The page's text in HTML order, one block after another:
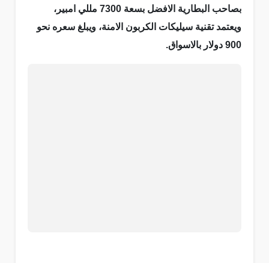
بصاحب البطارية الافضل بسعة 7300 مللي امبير،
ويعتمد تقنية سيليكات الكربون الامنة، ويبلغ سعره نحو
900 دولار بالاسواق.